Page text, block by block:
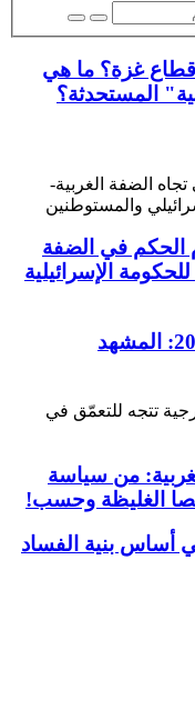
قطاع غزة؟ ما هي
المستحدثة؟
تجاه الضفة الغربية-
والمستوطنين
الحكم في الضفة
الإسرائيلية
تقرير "مدار" الإستراتيجي 2024: المشهد
تتجه للتعمّق في
من سياسة
الغليظة وحسب!
أساس بنية الفساد